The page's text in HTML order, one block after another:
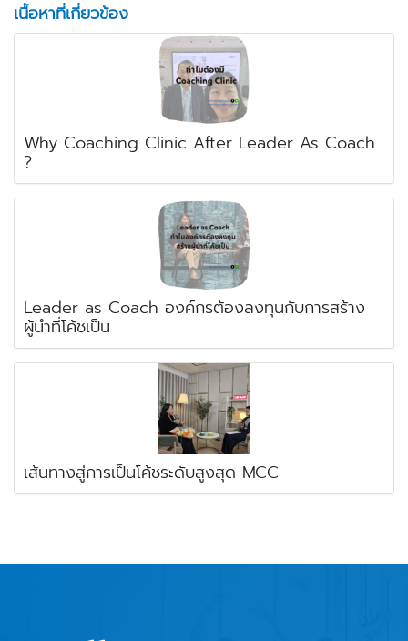
เนื้อหาที่เกี่ยวข้อง
Why Coaching Clinic After Leader As Coach
?
Leader as Coach องค์กรต้องลงทุนกับการสร้าง
ผู้นำที่โค้ชเป็น
เส้นทางสู่การเป็นโค้ชระดับสูงสุด MCC